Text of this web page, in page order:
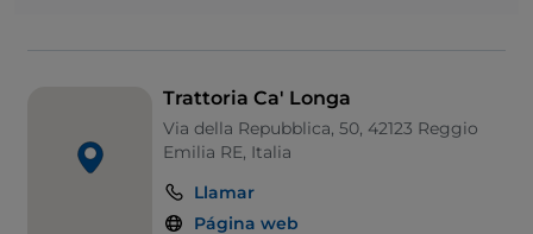
Trattoria Ca' Longa
Via della Repubblica, 50, 42123 Reggio
Emilia RE, Italia
Llamar
Página web